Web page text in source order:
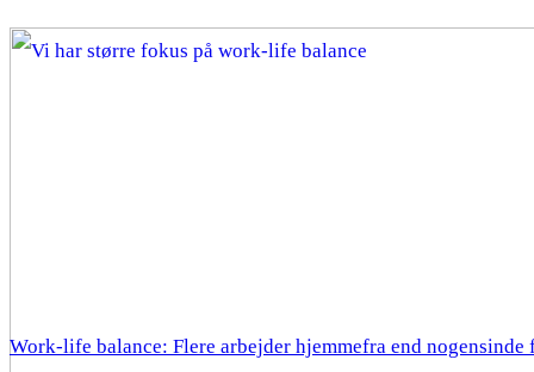
Work-life balance: Flere arbejder hjemmefra end nogensinde